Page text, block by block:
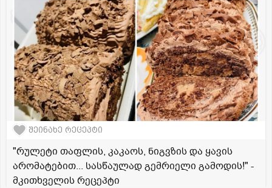
შეინახე რეცეპტი
"რულეტი თაფლის, კაკაოს, ნიგვზის და ყავის
არომატებით... სასწაულად გემრიელი გამოდის!" -
მკითხველის რეცეპტი